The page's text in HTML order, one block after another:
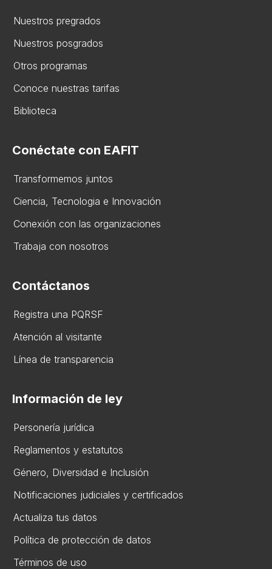
Nuestros pregrados
Nuestros posgrados
Otros programas
Conoce nuestras tarifas
Biblioteca
Conéctate con EAFIT
Transformemos juntos
Ciencia, Tecnologia e Innovación
Conexión con las organizaciones
Trabaja con nosotros
Contáctanos
Registra una PQRSF
Atención al visitante
Línea de transparencia
Información de ley
Personería jurídica
Reglamentos y estatutos
Gén​ero, Diversidad ​e Inclusión
Notificaciones judiciales y certificados
Actualiza tus datos
Política de protección de datos
Términos de uso